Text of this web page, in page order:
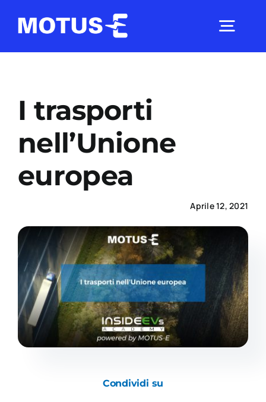
Studi e ricerche
Comunicati Stampa
Academy
I trasporti
nell’Unione
europea
Aprile 12, 2021
Condividi su